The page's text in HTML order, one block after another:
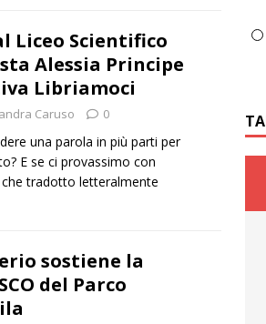
Liceo Scientifico
Alessia Principe
Libriamoci
Caruso 0
una parola in più parti per
E se ci provassimo con
che tradotto letteralmente
sostiene la
del Parco